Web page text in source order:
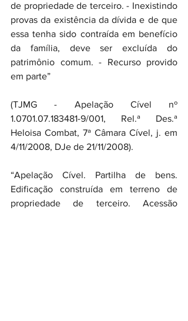
de propriedade de terceiro. - Inexistindo
provas da existência da dívida e de que
essa tenha sido contraída em benefício
da família, deve ser excluída do
patrimônio comum. - Recurso provido
em parte”
(TJMG - Apelação Cível nº
1.0701.07.183481-9/001, Rel.ª Des.ª
Heloisa Combat, 7ª Câmara Cível, j. em
4/11/2008, DJe de 21/11/2008).
“Apelação Cível. Partilha de bens.
Edificação construída em terreno de
propriedade de terceiro. Acessão